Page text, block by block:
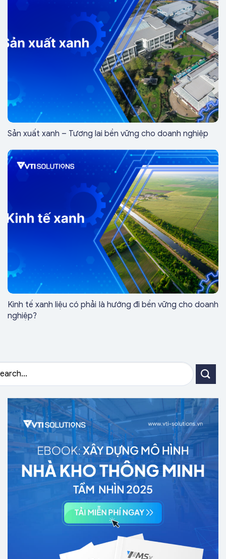
Sản xuất xanh – Tương lai bền vững cho doanh nghiệp
Kinh tế xanh liệu có phải là hướng đi bền vững cho doanh
nghiệp?